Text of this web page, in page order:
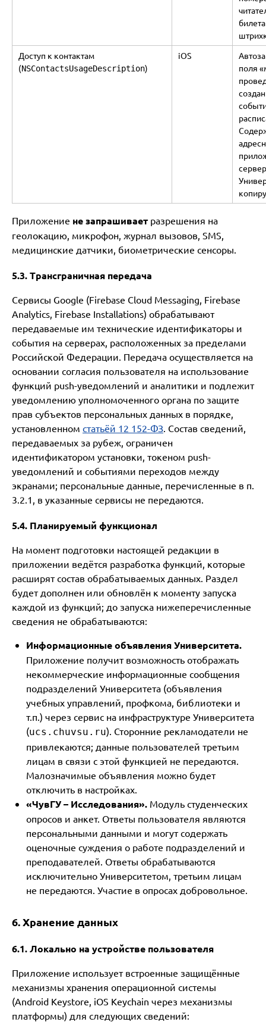
Доступ к контактам
(NSContactsUsageDescription)
iOS
поля
Приложение не запрашивает разрешения на
геолокацию, микрофон, журнал вызовов, SMS,
медицинские датчики, биометрические сенсоры.
5.3. Трансграничная передача
Сервисы Google (Firebase Cloud Messaging, Firebase
Analytics, Firebase Installations) обрабатывают
передаваемые им технические идентификаторы и
события на серверах, расположенных за пределами
Российской Федерации. Передача осуществляется на
основании согласия пользователя на использование
функций push-уведомлений и аналитики и подлежит
уведомлению уполномоченного органа по защите
прав субъектов персональных данных в порядке,
установленном статьёй 12 152-ФЗ . Состав сведений,
передаваемых за рубеж, ограничен
идентификатором установки, токеном push-
уведомлений и событиями переходов между
экранами; персональные данные, перечисленные в п.
3.2.1, в указанные сервисы не передаются.
5.4. Планируемый функционал
На момент подготовки настоящей редакции в
приложении ведётся разработка функций, которые
расширят состав обрабатываемых данных. Раздел
будет дополнен или обновлён к моменту запуска
каждой из функций; до запуска нижеперечисленные
сведения не обрабатываются:
Информационные объявления Университета.
Приложение получит возможность отображать
некоммерческие информационные сообщения
подразделений Университета (объявления
учебных управлений, профкома, библиотеки и
т.п.) через сервис на инфраструктуре Университета
(ucs.chuvsu.ru). Сторонние рекламодатели не
привлекаются; данные пользователей третьим
лицам в связи с этой функцией не передаются.
Малозначимые объявления можно будет
отключить в настройках.
«ЧувГУ – Исследования». Модуль студенческих
опросов и анкет. Ответы пользователя являются
персональными данными и могут содержать
оценочные суждения о работе подразделений и
преподавателей. Ответы обрабатываются
исключительно Университетом, третьим лицам
не передаются. Участие в опросах добровольное.
6. Хранение данных
6.1. Локально на устройстве пользователя
Приложение использует встроенные защищённые
механизмы хранения операционной системы
(Android Keystore, iOS Keychain через механизмы
платформы) для следующих сведений: